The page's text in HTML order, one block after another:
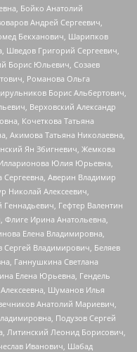
Бойко Анатолий
Андрей Сергеевич,
Бекханович, Шарипков
Григорий Сергеевич,
Борис Юльевич, Созаев
Романова Ольга
Борис Альбертович,
Верховский Александр
Кочеткова Татьяна
Акимова Татьяна Николаевна,
Ян Збигневич, Жемкова
Юлия Юрьевна,
Сергеевна, Аверин Владимир
Николай Алексеевич,
Гефтер Валентин
Ирина Анатольевна,
Елена Владимировна,
Владимирович, Беляев
Ганнушкина Светлана
Елена Юрьевна, Гендель
Шуманов Илья
Анатолий Мариевич,
Подузов Сергей
Литинский Леонид Борисович,
Иванович, Шабад